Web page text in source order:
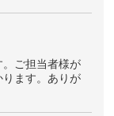
。ご担当者様が
ます。ありが